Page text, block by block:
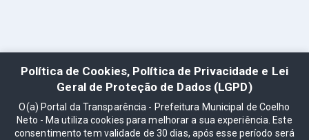
Política de Cookies, Política de Privacidade e Lei
Geral de Proteção de Dados (LGPD)
O(a) Portal da Transparência - Prefeitura Municipal de Coelho
Neto - Ma utiliza cookies para melhorar a sua experiência. Este
consentimento tem validade de 30 dias, após esse período será